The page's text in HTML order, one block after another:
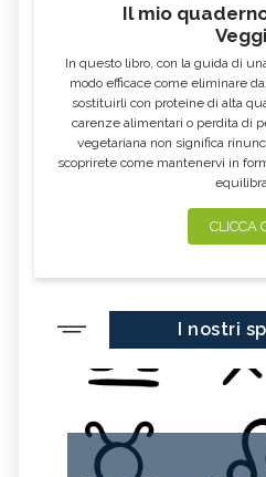
Il mio
In questo libro, con la guida di
modo efficace come eliminare
sostituirli con proteine di alta
carenze alimentari o perdita di
vegetariana non significa
scoprirete come mantenervi in
CLICCA
I nostri